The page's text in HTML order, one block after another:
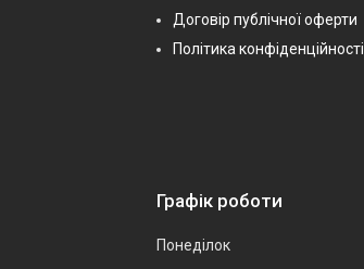
Договір публічної оферти
Політика конфіденційності
Графік роботи
Понеділок